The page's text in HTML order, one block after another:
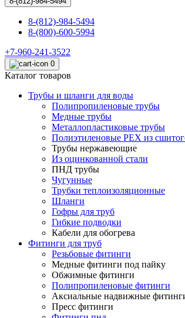
8-(812)-984-5494
8-(800)-600-5994
+7-960-241-3522
0
Каталог товаров
Трубы и шланги для воды
Полипропиленовые трубы
Медные трубы
Металлопластиковые трубы
Полиэтиленовые PEX из
Трубы нержавеющие
Из оцинкованной стали
ПНД трубы
Чугунные
Трубки теплоизоляционные
Шланги
Гофры для труб
Гибкие подводки
Кабели для обогрева
Фитинги для труб
Резьбовые фитинги
Медные фитинги под пайку
Обжимные фитинги
Полипропиленовые фитинги
Аксиальные надвижные
Пресс фитинги